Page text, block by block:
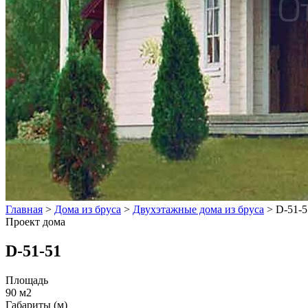
Главная > Дома из бруса > Двухэтажные дома из бруса > D-51-
Проект дома
D-51-51
Площадь
90 м2
Габариты (м)